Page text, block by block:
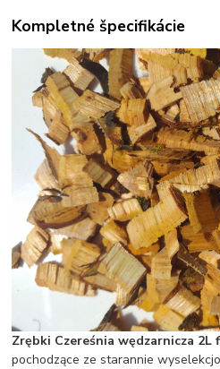
Kompletné špecifikácie
Zrębki Czereśnia wędzarnicza 2L
pochodzące ze starannie